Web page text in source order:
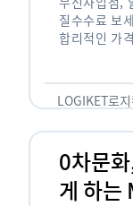
질수수료 보
합리적인 가
LOGIKET로
0차문
게 하는